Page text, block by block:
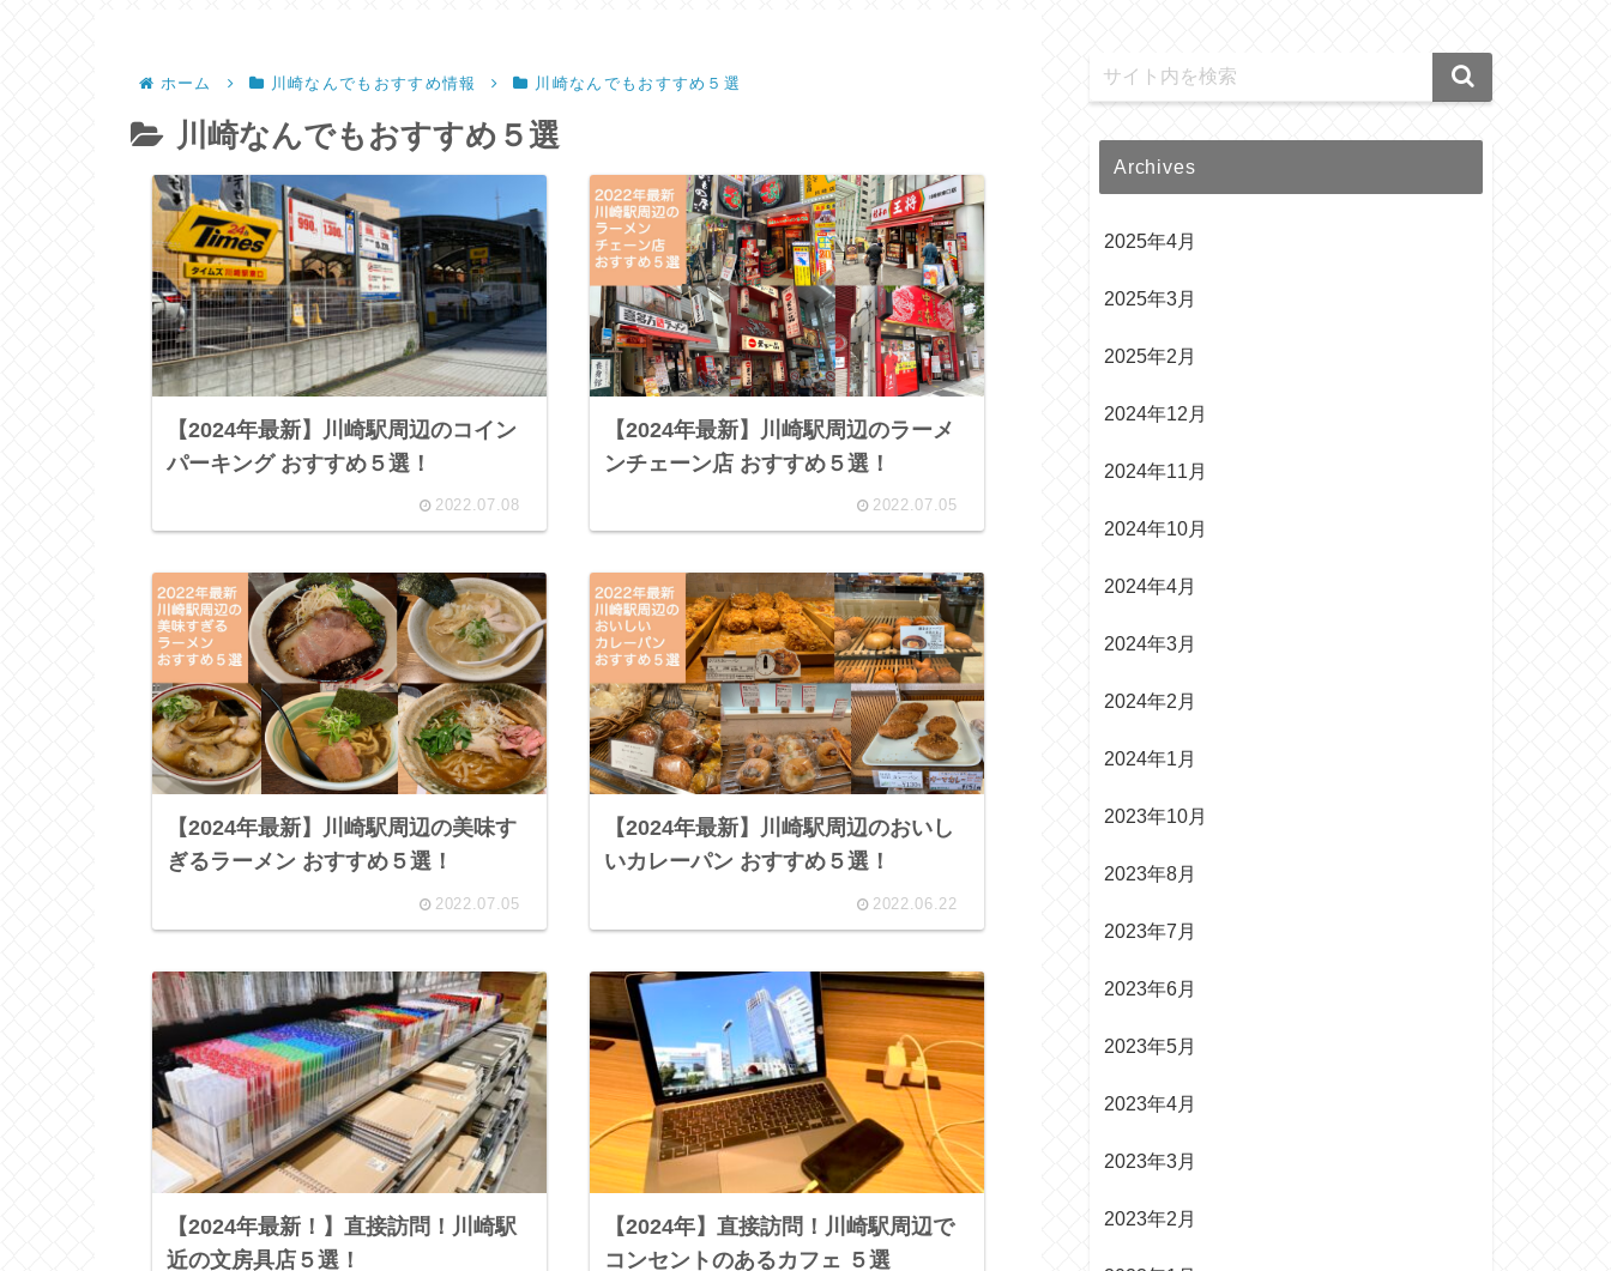
ホーム 川崎なんでもおすすめ情報 川崎なんでもおすすめ５選
川崎なんでもおすすめ５選
【2024年最新】川崎駅周辺のコイン
パーキング おすすめ５選！
2022.07.08
【2024年最新】川崎駅周辺のラーメ
ンチェーン店 おすすめ５選！
2022.07.05
【2024年最新】川崎駅周辺の美味す
ぎるラーメン おすすめ５選！
2022.07.05
【2024年最新】川崎駅周辺のおいし
いカレーパン おすすめ５選！
2022.06.22
【2024年最新！】直接訪問！川崎駅
近の文房具店５選！
【2024年】直接訪問！川崎駅周辺で
コンセントのあるカフェ ５選
Archives
2025年4月
2025年3月
2025年2月
2024年12月
2024年11月
2024年10月
2024年4月
2024年3月
2024年2月
2024年1月
2023年10月
2023年8月
2023年7月
2023年6月
2023年5月
2023年4月
2023年3月
2023年2月